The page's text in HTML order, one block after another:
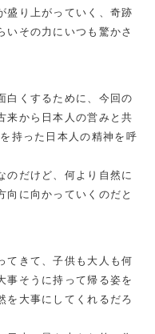
盛り上がっていく、奇跡
いその力にいつも驚かさ
白くするために、今回の
来から日本人の営みと共
持った日本人の精神を呼
のだけど、何より自然に
向に向かっていくのだと
てきて、子供も大人も何
事そうに持って帰る姿を
を大事にしてくれるだろ